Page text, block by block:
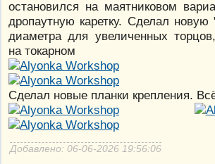
остановился на маятниковом
дропаутную каретку. Сделал
диаметра для увеличенных
на токарном
Сделал новые планки крепления.
Добавлено: 06-06-2026 19:56:06